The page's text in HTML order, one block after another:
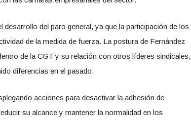
desarrollo del paro general, ya que la participación de los
de la medida de fuerza. La postura de Fernández
de la CGT y su relación con otros líderes sindicales,
diferencias en el pasado.
acciones para desactivar la adhesión de
su alcance y mantener la normalidad en los